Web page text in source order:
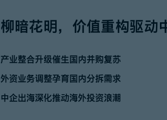
柳暗花明，价值重构驱动
产业整合升级催生国内并购复苏
外资业务调整孕育国内分拆需求
中企出海深化推动海外投资浪潮